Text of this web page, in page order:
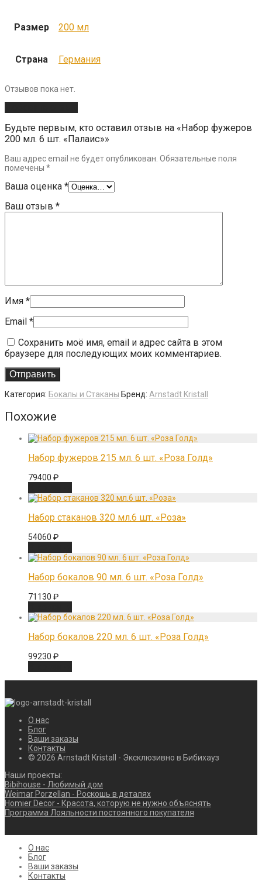
Размер 200 мл
Страна Германия
Отзывов пока нет.
Будьте первым, кто оставил отзыв на «Набор фужеров
200 мл. 6 шт. «Палаис»»
Ваш адрес email не будет опубликован. Обязательные поля
помечены *
Ваша оценка *
Ваш отзыв *
Имя *
Email *
Сохранить моё имя, email и адрес сайта в этом
браузере для последующих моих комментариев.
Категория: Бокалы и Стаканы Бренд: Arnstadt Kristall
Похожие
Набор фужеров 215 мл. 6 шт. «Роза Голд»
79400 ₽
Набор стаканов 320 мл.6 шт. «Роза»
54060 ₽
Набор бокалов 90 мл. 6 шт. «Роза Голд»
71130 ₽
Набор бокалов 220 мл. 6 шт. «Роза Голд»
99230 ₽
О нас
Блог
Ваши заказы
Контакты
© 2026 Arnstadt Kristall - Эксклюзивно в Бибихауз
Наши проекты:
Bibihouse - Любимый дом
Weimar Porzellan - Роскошь в деталях
Homier Decor - Красота, которую не нужно объяснять
Программа Лояльности постоянного покупателя
О нас
Блог
Ваши заказы
Контакты